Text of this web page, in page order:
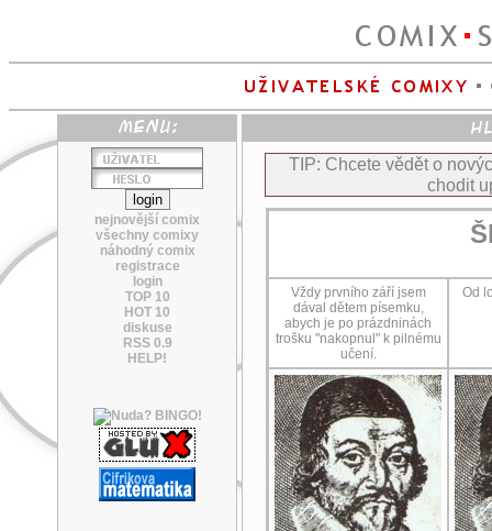
nejnovější comix
všechny comixy
náhodný comix
registrace
login
TOP 10
HOT 10
diskuse
RSS 0.9
HELP!
TIP: Chcete vědět o
chodit
Vždy prvního září jsem
dával dětem písemku,
abych je po prázdninách
trošku "nakopnul" k pilnému
učení.
Od